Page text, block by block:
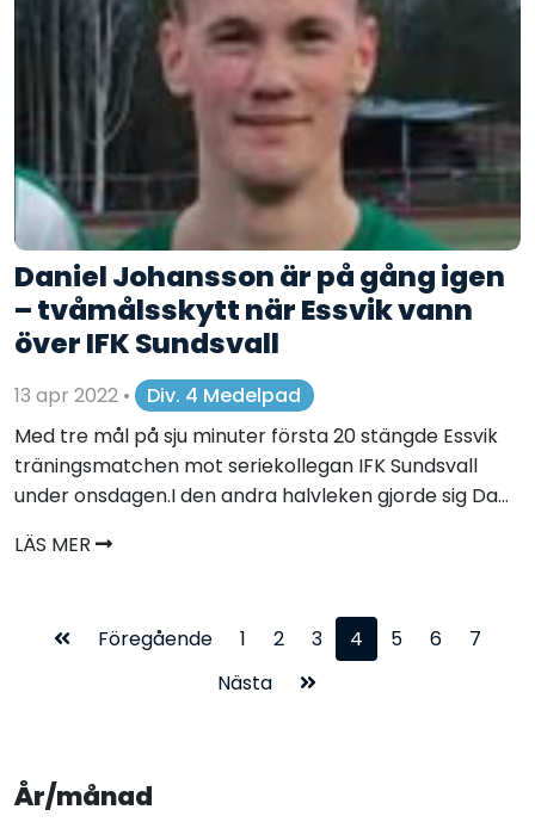
Daniel Johansson är på gång igen
– tvåmålsskytt när Essvik vann
över IFK Sundsvall
13 apr 2022 •
Div. 4 Medelpad
Med tre mål på sju minuter första 20 stängde Essvik
träningsmatchen mot seriekollegan IFK Sundsvall
under onsdagen.I den andra halvleken gjorde sig Da...
LÄS MER
Föregående 1 2 3 4 5 6
7
Nästa
År/månad